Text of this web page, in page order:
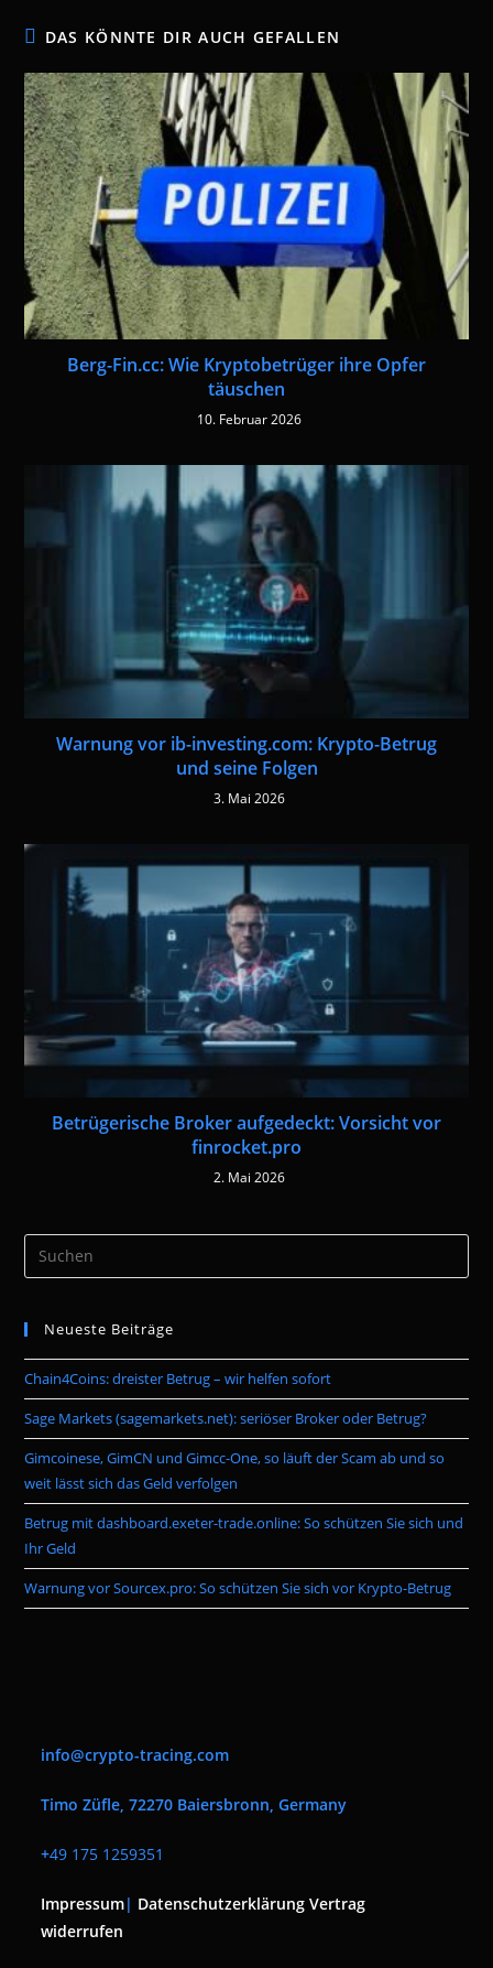
DAS KÖNNTE DIR AUCH GEFALLEN
Berg-Fin.cc: Wie Kryptobetrüger ihre Opfer
täuschen
10. Februar 2026
Warnung vor ib-investing.com: Krypto-Betrug
und seine Folgen
3. Mai 2026
Betrügerische Broker aufgedeckt: Vorsicht vor
finrocket.pro
2. Mai 2026
the
Neueste Beiträge
Chain4Coins: dreister Betrug – wir helfen sofort
Sage Markets (sagemarkets.net): seriöser Broker oder Betrug?
Gimcoinese, GimCN und Gimcc-One, so läuft der Scam ab und so
weit lässt sich das Geld verfolgen
Betrug mit dashboard.exeter-trade.online: So schützen Sie sich und
Ihr Geld
Warnung vor Sourcex.pro: So schützen Sie sich vor Krypto-Betrug
info@crypto-tracing.com
Timo Züfle, 72270 Baiersbronn, Germany
+49 175 1259351
Impressum| Datenschutzerklärung Vertrag
widerrufen